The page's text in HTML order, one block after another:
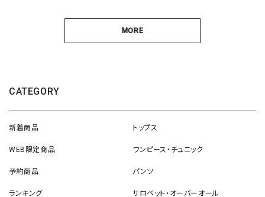
MORE
CATEGORY
新着商品
WEB限定商品
予約商品
ランキング
トップス
ワンピース・チュニック
パンツ
サロペット・オーバーオール